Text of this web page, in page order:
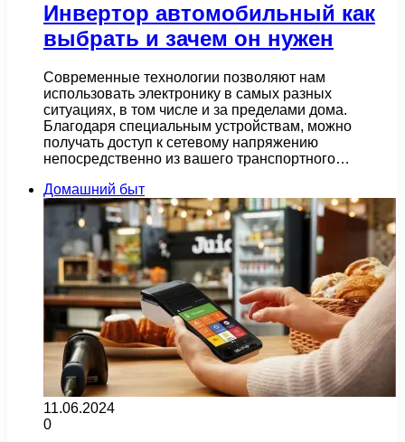
Инвертор автомобильный как
выбрать и зачем он нужен
Современные технологии позволяют нам
использовать электронику в самых разных
ситуациях, в том числе и за пределами дома.
Благодаря специальным устройствам, можно
получать доступ к сетевому напряжению
непосредственно из вашего транспортного…
Домашний быт
11.06.2024
0